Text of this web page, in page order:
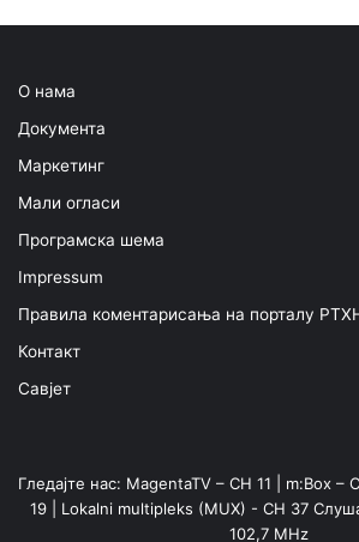
О нама
Документа
Маркетинг
Мали огласи
Програмска шема
Impressum
Правила коментарисања на порталу
Контакт
Савјет
Гледајте нас: MagentaTV – CH 11 | m:Box –
19 | Lokalni multipleks (MUX) - CH 37
102,7 MHz